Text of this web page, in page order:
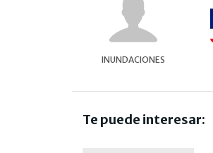
INUNDACIONES
Te puede interesar: